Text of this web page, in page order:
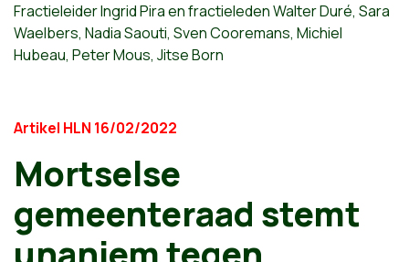
Fractieleider Ingrid Pira en fractieleden Walter Duré, Sara
Waelbers, Nadia Saouti, Sven Cooremans, Michiel
Hubeau, Peter Mous, Jitse Born
Artikel HLN 16/02/2022
Mortselse
gemeenteraad stemt